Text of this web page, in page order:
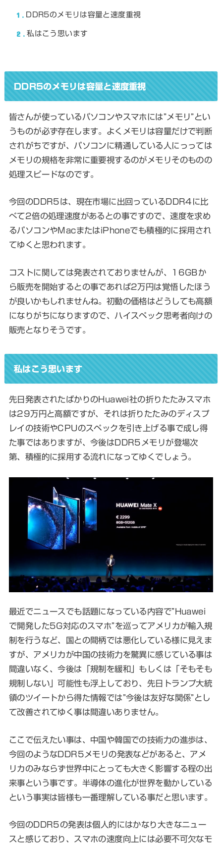
1 DDR5のメモリは容量と速度重視
2 私はこう思います
DDR5のメモリは容量と速度重視
皆さんが使っているパソコンやスマホには”メモリ”とい
うものが必ず存在します。よくメモリは容量だけで判断
されがちですが、パソコンに精通している人にっっては
メモリの規格を非常に重要視するのがメモリそのものの
処理スピードなのです。
今回のDDR5は、現在市場に出回っている DDR4に比
べて2倍の処理速度があるとの事ですので、速度を求め
るパソコンやMacまたはiPhoneでも積極的に採用され
てゆくと思われます。
コストに関しては発表されておりませんが、16GBか
ら販売を開始するとの事であれば2万円は覚悟したほう
が良いかもしれませんね。初動の価格はどうしても高額
になりがちになりますので、ハイスペック思考者向けの
販売となりそうです。
私はこう思います
先日発表されたばかりのHuawei社の折りたたみスマホ
は29万円と高額ですが、それは折りたたみのディスプ
レイの技術やCPUのスペックを引き上げる事で成し得
た事ではありますが、今後はDDR5メモリが登場次
第、積極的に採用する流れになってゆくでしょう。
最近でニュースでも話題になっている内容で”Huawei
で開発した5G対応のスマホ”を巡ってアメリカが輸入規
制を行うなど、国との間柄では悪化している様に見えま
すが、アメリカが中国の技術力を驚異に感じている事は
間違いなく、今後は「規制を緩和」もしくは「そもそも
規制しない」可能性も浮上しており、先日トランプ大統
領のツイートから得た情報では”今後は友好な関係”とし
て改善されてゆく事は間違いありません。
ここで伝えたい事は、中国や韓国での技術力の進歩は、
今回のようなDDR5メモリの発表などがあると、アメ
リカのみならず世界中にとっても大きく影響する程の出
来事という事です。半導体の進化が世界を動かしている
という事実は皆様も一番理解している事だと思います。
今回のDDR5の発表は個人的にはかなり大きなニュー
スと感じており、スマホの速度向上には必要不可欠なモ